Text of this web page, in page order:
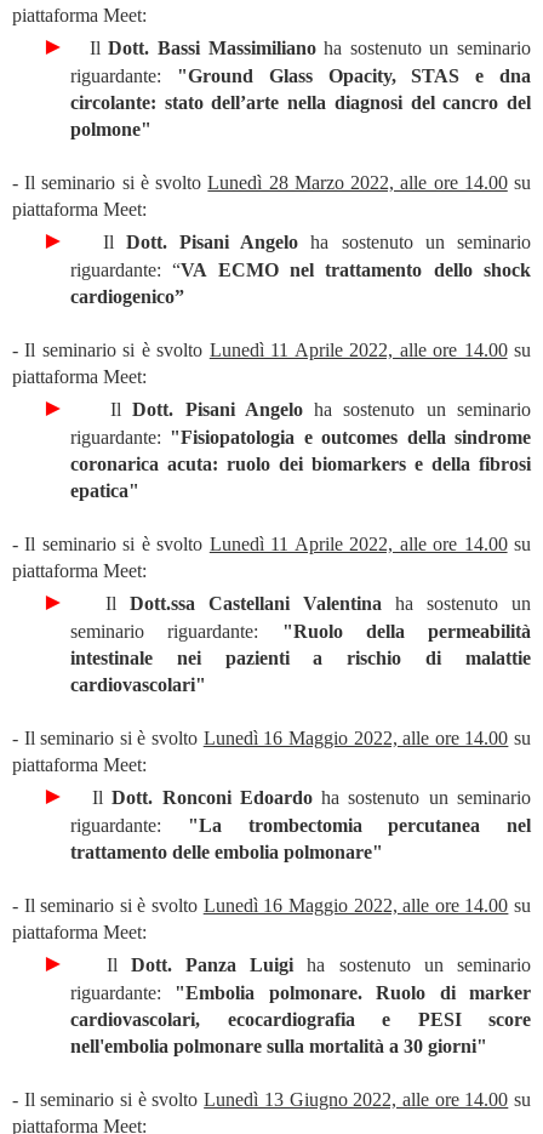
piattaforma Meet:
► IlDott. Bassi Massimilianoha sostenuto un seminario
riguardante: "Ground Glass Opacity, STAS e dna
circolante: stato dell’arte nella diagnosi del cancro del
polmone"
- Il seminario si è svoltoLunedì 28 Marzo 2022, alle ore 14.00su
piattaforma Meet:
► Il Dott. Pisani Angeloha sostenuto un seminario
riguardante: “VA ECMO nel trattamento dello shock
cardiogenico”
- Il seminario si è svolto Lunedì 11 Aprile 2022, alle ore 14.00su
piattaforma Meet:
► IlDott. Pisani Angeloha sostenuto un seminario
riguardante: "Fisiopatologia e outcomes della sindrome
coronarica acuta: ruolo dei biomarkers e della fibrosi
epatica"
- Il seminario si è svolto Lunedì 11 Aprile 2022, alle ore 14.00su
piattaforma Meet:
► Il Dott.ssa Castellani Valentina ha sostenuto un
seminario riguardante: "Ruolo della permeabilità
intestinale nei pazienti a rischio di malattie
cardiovascolari"
- Il seminario si è svolto Lunedì 16 Maggio 2022, alle ore 14.00 su
piattaforma Meet:
► IlDott. Ronconi Edoardoha sostenuto un seminario
riguardante: "La trombectomia percutanea nel
trattamento delle embolia polmonare"
- Il seminario si è svolto Lunedì 16 Maggio 2022, alle ore 14.00 su
piattaforma Meet:
► Il Dott. Panza Luigiha sostenuto un seminario
riguardante: "Embolia polmonare. Ruolo di marker
cardiovascolari, ecocardiografia e PESI score
nell'embolia polmonare sulla mortalità a 30 giorni"
- Il seminario si è svoltoLunedì 13 Giugno 2022, alle ore 14.00 su
piattaforma Meet: